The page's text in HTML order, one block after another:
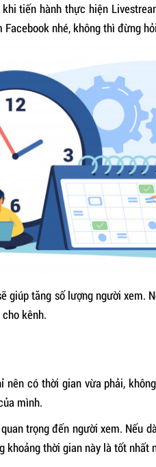
tiến hành thực hiện
nhé, không thì đừng
tăng số lượng người
kênh.
có thời gian vừa phải,
mình.
trọng đến người xem. Nếu
khoảng thời gian này là tốt nhất